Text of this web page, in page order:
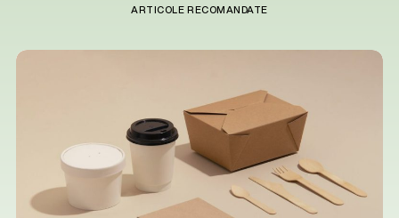
ARTICOLE RECOMANDATE